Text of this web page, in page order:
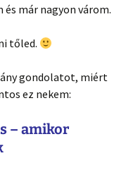
és már nagyon várom.
tőled.
gondolatot, miért
ez nekem:
– amikor